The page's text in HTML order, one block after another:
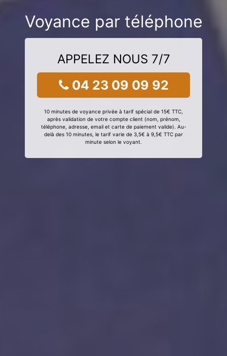
Voyance par téléphone
APPELEZ NOUS 7/7
04 23 09 09 92
10 minutes de voyance privée à tarif spécial de 15€ TTC,
après validation de votre compte client (nom, prénom,
téléphone, adresse, email et carte de paiement valide). Au-
delà des 10 minutes, le tarif varie de 3,5€ à 9,5€ TTC par
minute selon le voyant.